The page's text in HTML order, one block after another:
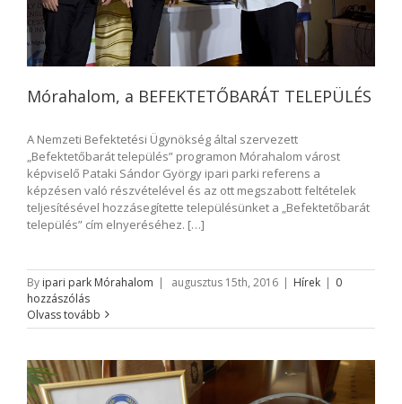
Mórahalom, a BEFEKTETŐBARÁT TELEPÜLÉS
A Nemzeti Befektetési Ügynökség által szervezett
„Befektetőbarát település” programon Mórahalom várost
képviselő Pataki Sándor György ipari parki referens a
képzésen való részvételével és az ott megszabott feltételek
teljesítésével hozzásegítette településünket a „Befektetőbarát
település” cím elnyeréséhez. […]
By ipari park Mórahalom | augusztus 15th, 2016 | Hírek | 0
hozzászólás
Olvass tovább